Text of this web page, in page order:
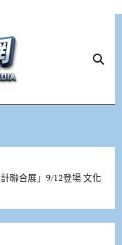
聯合展」9/12登場 文化